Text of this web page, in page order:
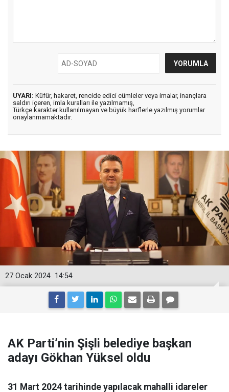
UYARI: Küfür, hakaret, rencide edici cümleler veya imalar, inançlara
saldırı içeren, imla kuralları ile yazılmamış,
Türkçe karakter kullanılmayan ve büyük harflerle yazılmış yorumlar
onaylanmamaktadır.
14:54
27 Ocak 2024
AK Parti’nin Şişli belediye başkan
adayı Gökhan Yüksel oldu
31 Mart 2024 tarihinde yapılacak mahalli idareler